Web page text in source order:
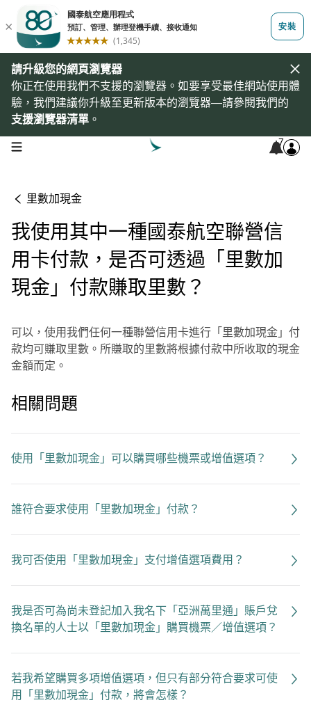
請升級您的網頁瀏覽器
你正在使用我們不支援的瀏覽器。如要享受最佳網站使用體
驗，我們建議你升級至更新版本的瀏覽器—請參閱我們的
支援瀏覽器清單 。
open navigation menu 7
里數加現金
我使用其中一種國泰航空聯營信
用卡付款，是否可透過「里數加
現金」付款賺取里數？
可以，使用我們任何一種聯營信用卡進行「里數加現金」付
款均可賺取里數。所賺取的里數將根據付款中所收取的現金
金額而定。
相關問題
使用「里數加現金」可以購買哪些機票或增值選項？
誰符合要求使用「里數加現金」付款？
我可否使用「里數加現金」支付增值選項費用？
我是否可為尚未登記加入我名下「亞洲萬里通」賬戶兌
換名單的人士以「里數加現金」購買機票／增值選項？
若我希望購買多項增值選項，但只有部分符合要求可使
用「里數加現金」付款，將會怎樣？